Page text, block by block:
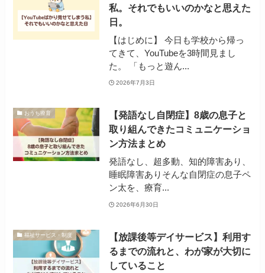
私。それでもいいのかなと思えた
日。
【はじめに】 今日も学校から帰っ
てきて、YouTubeを3時間見まし
た。 「もっと遊ん...
2026年7月3日
おうち療育
【発語なし自閉症】8歳の息子と
取り組んできたコミュニケーショ
ン方法まとめ
発語なし、超多動、知的障害あり、
睡眠障害ありそんな自閉症の息子ペ
ン太を、療育...
2026年6月30日
福祉サービス・制度
【放課後等デイサービス】利用す
るまでの流れと、わが家が大切に
していること